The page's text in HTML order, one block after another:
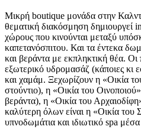
Μικρή boutique μονάδα στην
θεματική διακόσμηση δημιουργεί
χώρους που κινούνται μεταξύ
καπετανόσπιτου. Και τα έντεκα
και βεράντα με εκπληκτική θέα. Οι
εξωτερικό υδρομασάζ (κάποιες κι
και χαμάμ. Ξεχωρίζουν η «Οικία
στούντιο), η «Οικία του
βεράντα), η «Οικία του
καλύτερη όλων είναι η «Οικία του
υπνοδωμάτια και ιδιωτικό spa